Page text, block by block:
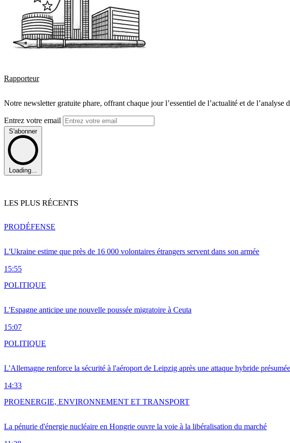
Rapporteur
Notre newsletter gratuite phare, offrant chaque jour l’essentiel de l’actualité et de
Entrez votre email
S'abonner
Loading...
LES PLUS RÉCENTS
L'Ukraine estime que près de 16 000 volontaires étrangers servent dans son armée
15:55
PRODÉFENSE
L'Espagne anticipe une nouvelle poussée migratoire à Ceuta
15:07
POLITIQUE
L'Allemagne renforce la sécurité à l'aéroport de Leipzig après une attaque hybride présumée
14:33
POLITIQUE
La pénurie d'énergie nucléaire en Hongrie ouvre la voie à la libéralisation du marché
PROENERGIE, ENVIRONNEMENT ET TRANSPORT